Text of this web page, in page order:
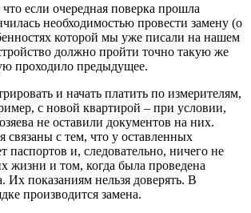
если очередная поверка прошла
необходимостью провести замену (о
которой мы уже писали на нашем
должно пройти точно такую же
проходило предыдущее.
и начать платить по измерителям,
с новой квартирой – при условии,
не оставили документов на них.
связаны с тем, что у оставленных
паспортов и, следовательно, ничего не
жизни и том, когда была проведена
Их показаниям нельзя доверять. В
производится замена.